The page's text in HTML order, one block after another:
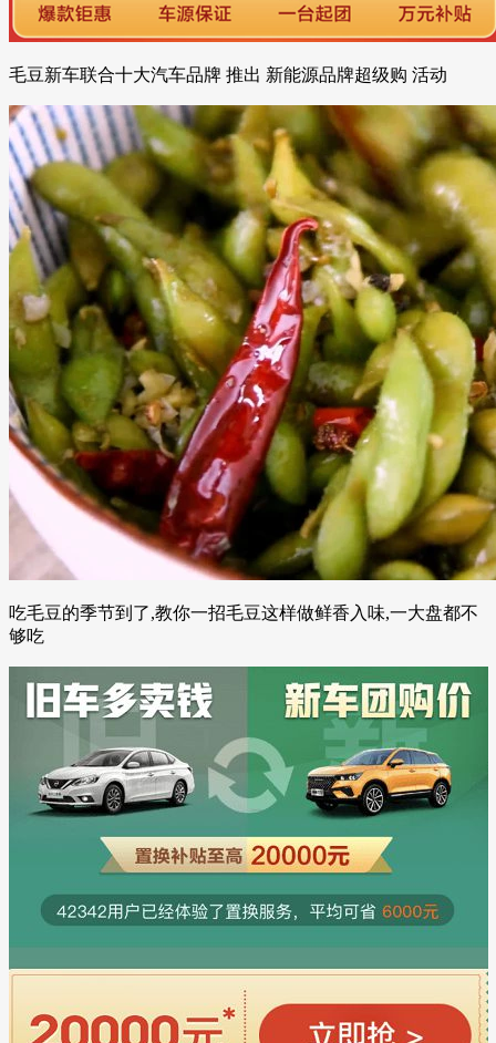
毛豆新车联合十大汽车品牌 推出 新能源品牌超级购 活动
吃毛豆的季节到了,教你一招毛豆这样做鲜香入味,一大盘都不
够吃